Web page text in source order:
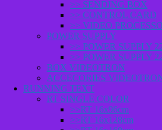
>> SENDING BOX
>> CONTROL CARD
>> VIDEO
POWER SUPPLY
>> POWER SUPPLY
>> POWER SUPPLY
BOX VIDEOTRON
ACCECORIES
RUNNING TEXT
RT SINGLE COLOR
>>RT 16x96cm
>>RT 16x128cm